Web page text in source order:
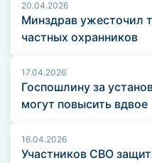
20.04.2026
Минздрав ужесточил
частных охранников
17.04.2026
Госпошлину за
могут повысить вдвое
16.04.2026
Участников СВО